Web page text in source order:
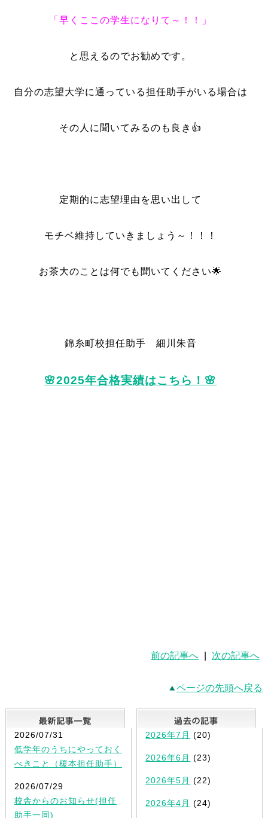
「早くここの学生になりて～！！」
と思えるのでお勧めです。
自分の志望大学に通っている担任助手がいる場合は
その人に聞いてみるのも良き👍
定期的に志望理由を思い出して
モチベ維持していきましょう～！！！
お茶大のことは何でも聞いてください🌟
錦糸町校担任助手 細川朱音
🌸2025年合格実績はこちら！🌸
前の記事へ 次の記事へ
ページの先頭へ戻る
最新記事一覧
2026/07/31
低学年のうちにやっておく
べきこと（榎本担任助手）
2026/07/29
校舎からのお知らせ(担任
助手一同)
2026年7月 (20)
2026年6月 (23)
2026年5月 (22)
2026年4月 (24)